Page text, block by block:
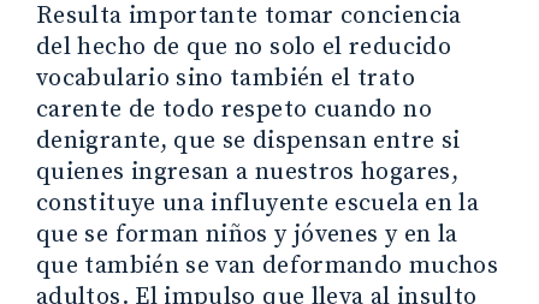
Resulta importante tomar conciencia
del hecho de que no solo el reducido
vocabulario sino también el trato
carente de todo respeto cuando no
denigrante, que se dispensan entre si
quienes ingresan a nuestros hogares,
constituye una influyente escuela en la
que se forman niños y jóvenes y en la
que también se van deformando muchos
adultos. El impulso que lleva al insulto